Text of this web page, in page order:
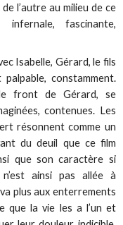
l’autre au milieu de ce
infernale, fascinante,
Isabelle, Gérard, le fils
constamment.
front de Gérard, se
contenues. Les
résonnent comme un
du deuil que ce film
que son caractère si
ainsi pas allée à
plus aux enterrements
que la vie les a l’un et